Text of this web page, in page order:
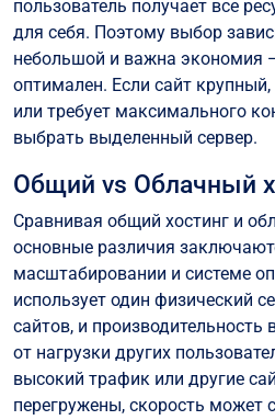
пользователь получает все
для себя. Поэтому выбор
небольшой и важна экономия
оптимален. Если сайт
или требует максимального
выбрать выделенный сервер.
Общий vs Облачный
Сравнивая общий хостинг и
основные различия
масштабировании и системе
использует один физический
сайтов, и производительность
от нагрузки других
высокий трафик или другие
перегружены, скорость может